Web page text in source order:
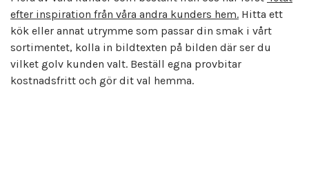
efter inspiration från våra andra kunders hem. Hitta ett
kök eller annat utrymme som passar din smak i vårt
sortimentet, kolla in bildtexten på bilden där ser du
vilket golv kunden valt. Beställ egna provbitar
kostnadsfritt och gör dit val hemma.